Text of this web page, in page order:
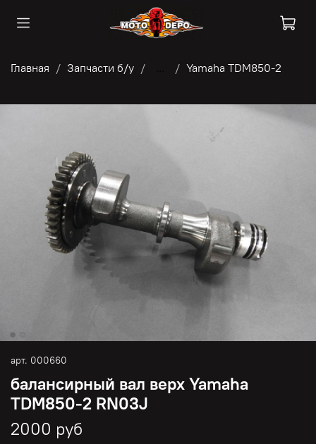
Главная Запчасти б/у Yamaha TDM850-2
арт. 000660
балансирный вал верх Yamaha
TDM850-2 RN03J
2000 руб